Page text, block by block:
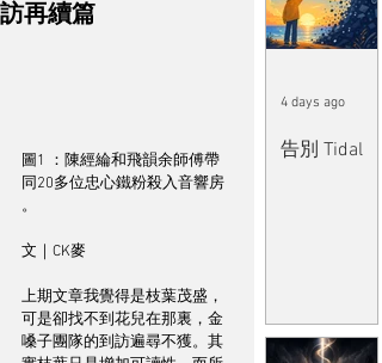
訪再續篇
圖1 ：陳經綸和飛韻余師傅帶
同20多位忠心鐵粉殺入音響房
。
文｜CK麥
上期文章我覺得是枝葉茂盛，
可是卻找不到花兒在那裏，金
嗓子團隊的到訪遍尋不獲。其
告別 Tidal
4 days ago